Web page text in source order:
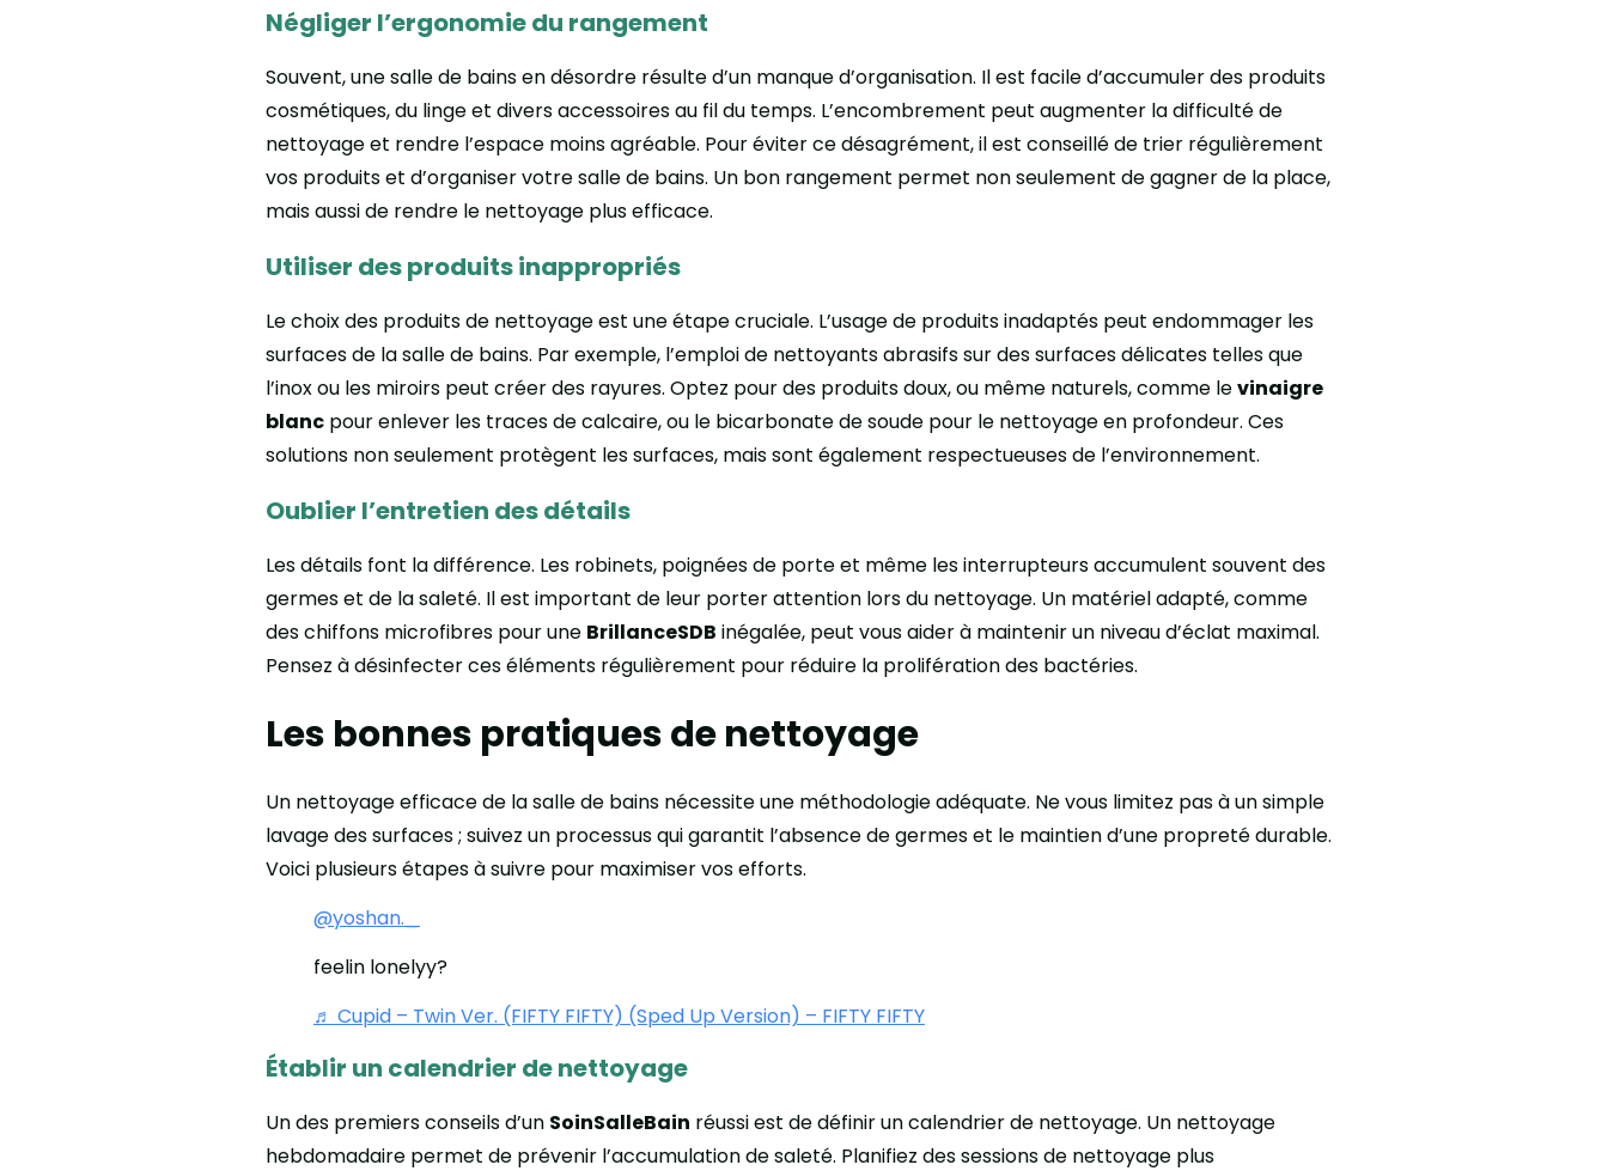
Négliger l’ergonomie du rangement
Souvent, une salle de bains en désordre résulte d’un manque d’organisation. Il est facile d’accumuler des produits
cosmétiques, du linge et divers accessoires au fil du temps. L’encombrement peut augmenter la difficulté de
nettoyage et rendre l’espace moins agréable. Pour éviter ce désagrément, il est conseillé de trier régulièrement
vos produits et d’organiser votre salle de bains. Un bon rangement permet non seulement de gagner de la place,
mais aussi de rendre le nettoyage plus efficace.
Utiliser des produits inappropriés
Le choix des produits de nettoyage est une étape cruciale. L’usage de produits inadaptés peut endommager les
surfaces de la salle de bains. Par exemple, l’emploi de nettoyants abrasifs sur des surfaces délicates telles que
l’inox ou les miroirs peut créer des rayures. Optez pour des produits doux, ou même naturels, comme levinaigre
blanc pour enlever les traces de calcaire, ou le bicarbonate de soude pour le nettoyage en profondeur. Ces
solutions non seulement protègent les surfaces, mais sont également respectueuses de l’environnement.
Oublier l’entretien des détails
Les détails font la différence. Les robinets, poignées de porte et même les interrupteurs accumulent souvent des
germes et de la saleté. Il est important de leur porter attention lors du nettoyage. Un matériel adapté, comme
des chiffons microfibres pour une BrillanceSDB inégalée, peut vous aider à maintenir un niveau d’éclat maximal.
Pensez à désinfecter ces éléments régulièrement pour réduire la prolifération des bactéries.
Les bonnes pratiques de nettoyage
Un nettoyage efficace de la salle de bains nécessite une méthodologie adéquate. Ne vous limitez pas à un simple
lavage des surfaces ; suivez un processus qui garantit l’absence de germes et le maintien d’une propreté durable.
Voici plusieurs étapes à suivre pour maximiser vos efforts.
@yoshan._
feelin lonelyy?
♬ Cupid – Twin Ver. (FIFTY FIFTY) (Sped Up Version) – FIFTY FIFTY
Établir un calendrier de nettoyage
Un des premiers conseils d’un SoinSalleBain réussi est de définir un calendrier de nettoyage. Un nettoyage
hebdomadaire permet de prévenir l’accumulation de saleté. Planifiez des sessions de nettoyage plus